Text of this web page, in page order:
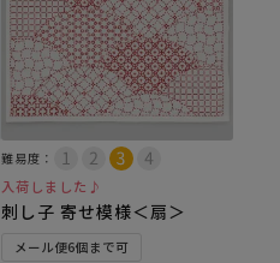
難易度：
入荷しました♪
刺し子 寄せ模様＜扇＞
メール便6個まで可